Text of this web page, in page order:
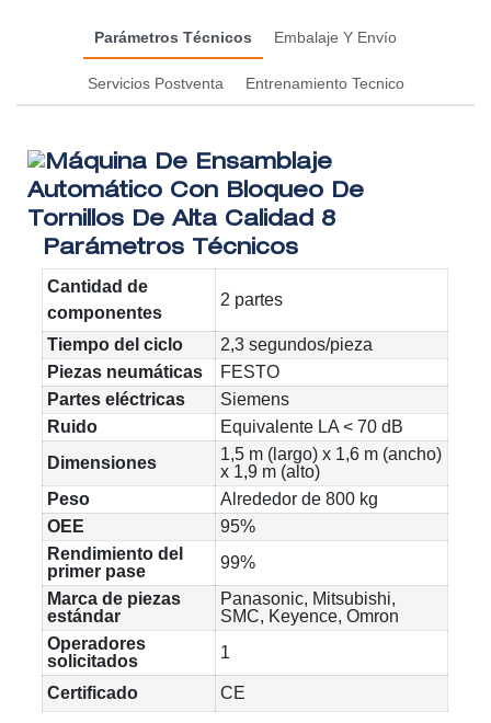
Parámetros Técnicos Embalaje Y Envío
Servicios Postventa Entrenamiento Tecnico
Parámetros Técnicos
Cantidad de
componentes
2 partes
Tiempo del ciclo
2,3 segundos/pieza
Piezas neumáticas
FESTO
Partes eléctricas
Siemens
Ruido
Equivalente LA < 70 dB
Dimensiones
1,5 m (largo) x 1,6 m (ancho)
x 1,9 m (alto)
Peso
Alrededor de 800 kg
OEE
95%
Rendimiento del
primer pase
99%
Marca de piezas
estándar
Panasonic, Mitsubishi,
SMC, Keyence, Omron
Operadores
solicitados
1
Certificado CE